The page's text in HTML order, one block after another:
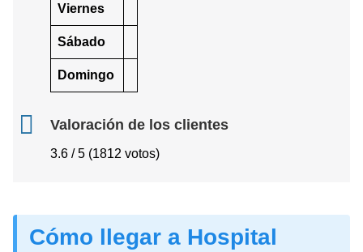
Viernes
Sábado
Domingo
Valoración de los clientes
3.6 / 5 (1812 votos)
Cómo llegar a Hospital